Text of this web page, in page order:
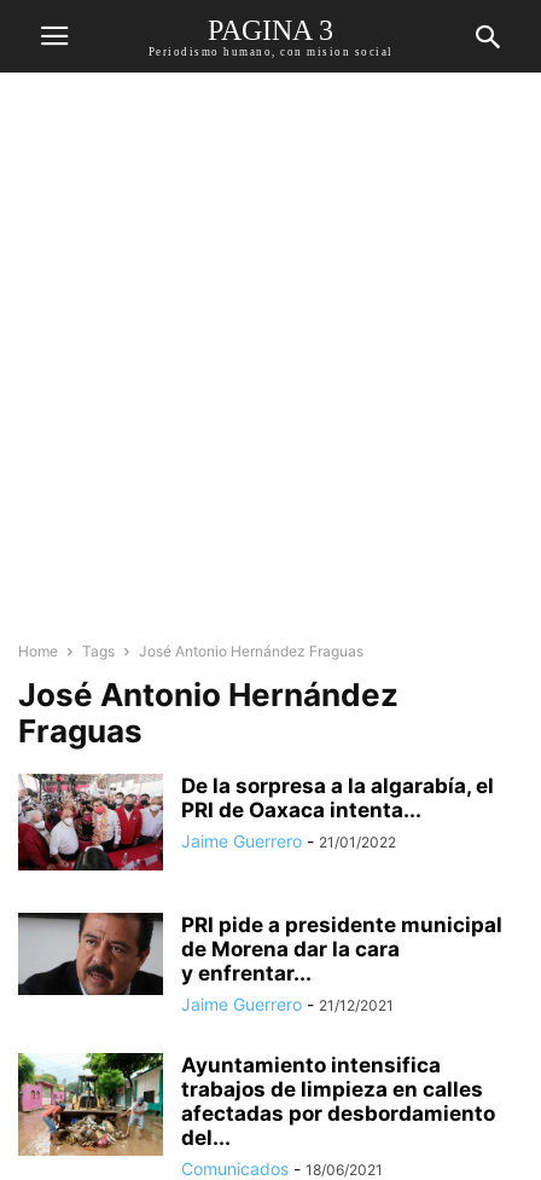
PAGINA 3
Periodismo humano, con mision social
Home Tags José Antonio Hernández Fraguas
José Antonio Hernández
Fraguas
De la sorpresa a la algarabía, el
PRI de Oaxaca intenta...
Jaime Guerrero - 21/01/2022
PRI pide a presidente municipal
de Morena dar la cara
y enfrentar...
Jaime Guerrero - 21/12/2021
Ayuntamiento intensifica
trabajos de limpieza en calles
afectadas por desbordamiento
del...
Comunicados - 18/06/2021